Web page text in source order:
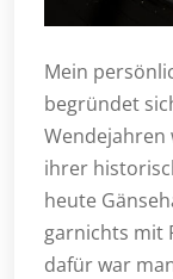
Mein
begründet
ihrer
heute
garnichts mit
dafür war